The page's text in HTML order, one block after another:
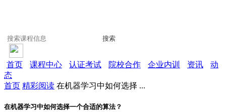
搜索
首页 课程中心 认证考试 院校合作 企业内训 资讯
动
态
首页 精彩阅读 在机器学习中如何选择 ...
在机器学习中如何选择一个合适的算法？